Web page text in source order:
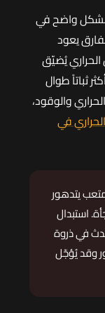
بشكل واضح في
يعود
يُضيّق
ثباتاً طوال
والوقود،
في
يتدهور
استبدال
في ذروة
وقد يُؤجّل